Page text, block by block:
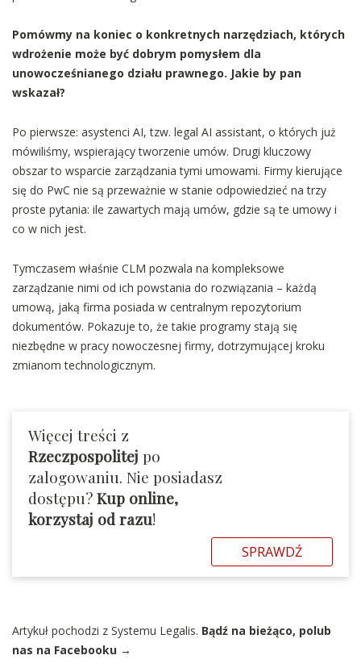
Pomówmy na koniec o konkretnych narzędziach, których
wdrożenie może być dobrym pomysłem dla
unowocześnianego działu prawnego. Jakie by pan
wskazał?
Po pierwsze: asystenci AI, tzw. legal AI assistant, o których już
mówiliśmy, wspierający tworzenie umów. Drugi kluczowy
obszar to wsparcie zarządzania tymi umowami. Firmy kierujące
się do PwC nie są przeważnie w stanie odpowiedzieć na trzy
proste pytania: ile zawartych mają umów, gdzie są te umowy i
co w nich jest.
Tymczasem właśnie CLM pozwala na kompleksowe
zarządzanie nimi od ich powstania do rozwiązania – każdą
umową, jaką firma posiada w centralnym repozytorium
dokumentów. Pokazuje to, że takie programy stają się
niezbędne w pracy nowoczesnej firmy, dotrzymującej kroku
zmianom technologicznym.
Więcej treści z
Rzeczpospolitej po
zalogowaniu. Nie posiadasz
dostępu?Kup online,
korzystaj od razu!
SPRAWDŹ
Artykuł pochodzi z Systemu Legalis. Bądź na bieżąco, polub
nas na Facebooku →